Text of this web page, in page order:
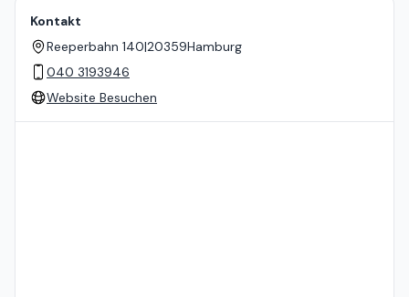
Kontakt
Reeperbahn 140|20359Hamburg
040 3193946
Website Besuchen